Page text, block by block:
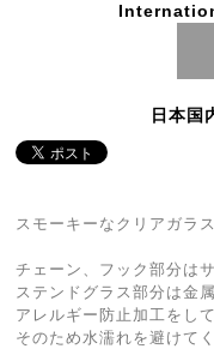
日本国
スモーキーなクリアガラ
チェーン、フック部分は
ステンドグラス部分は金
アレルギー防止加工をし
そのため水濡れを避けて